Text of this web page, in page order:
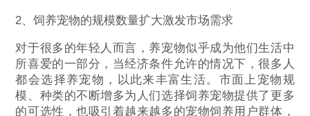
2、饲养宠物的规模数量扩大激发市场需求
对于很多的年轻人而言，养宠物似乎成为他们生活中
所喜爱的一部分，当经济条件允许的情况下，很多人
都会选择养宠物，以此来丰富生活。市面上宠物规
模、种类的不断增多为人们选择饲养宠物提供了更多
的可选性，也吸引着越来越多的宠物饲养用户群体，